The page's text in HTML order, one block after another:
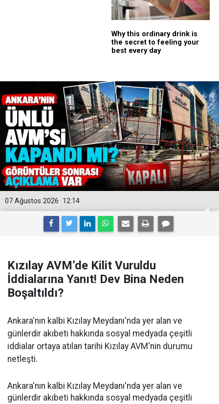
12:14
07 Ağustos 2026
Kızılay AVM’de Kilit Vuruldu
İddialarına Yanıt! Dev Bina Neden
Boşaltıldı?
Ankara'nın kalbi Kızılay Meydanı'nda yer alan ve
günlerdir akıbeti hakkında sosyal medyada çeşitli
iddialar ortaya atılan tarihi Kızılay AVM'nin durumu
netleşti.
Ankara'nın kalbi Kızılay Meydanı'nda yer alan ve
günlerdir akıbeti hakkında sosyal medyada çeşitli